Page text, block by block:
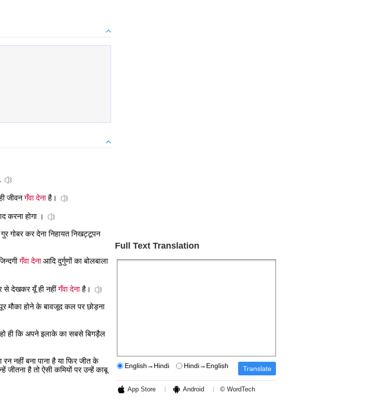
जीवनगँवा देनाहै।
करना होगा ।
गोबर कर देना निहायत निखट्टूपन
गँवा देना आदि दुर्गुणों का बोलबाला
से देखकर यूँ ही नहींगँवा देनाहै।
मौका होने के बावजूद कल पर छोड़ना
ही कि अपने इलाके का सबसे बिगड़ैल
नहीं बना पाना है या फिर जीत के
है तो ऐसी कमियों पर उन्हें काबू
Full Text Translation
English→Hindi Hindi→English
App Store Android © WordTech